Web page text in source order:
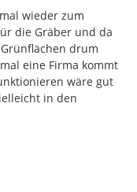
wieder zum
die Gräber und da
drum
eine Firma kommt
wäre gut
in den